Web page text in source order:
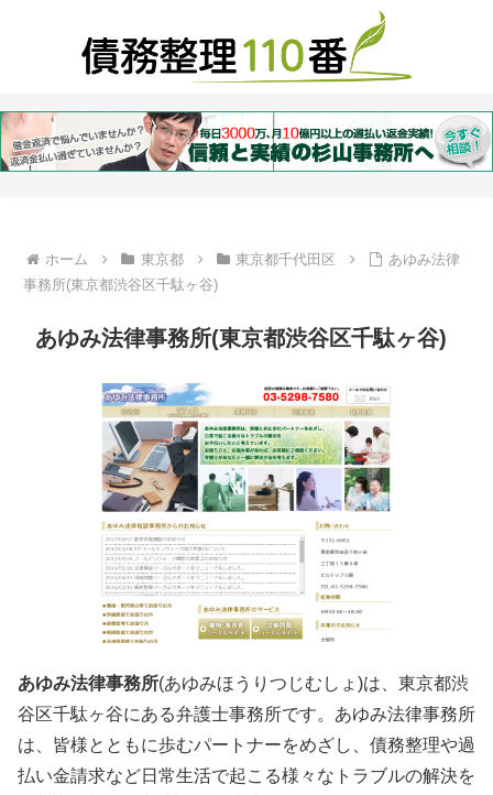
ホーム 東京都 東京都千代田区
あゆみ法律
事務所(東京都渋谷区千駄ヶ谷)
あゆみ法律事務所(東京都渋谷区千駄ヶ谷)
あゆみ法律事務所(あゆみほうりつじむしょ)は、東京都渋
谷区千駄ヶ谷にある弁護士事務所です。あゆみ法律事務所
は、皆様とともに歩むパートナーをめざし、債務整理や過
払い金請求など日常生活で起こる様々なトラブルの解決を